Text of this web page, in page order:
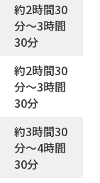
約2時間30
分〜3時間
30分
約2時間30
分〜3時間
30分
約3時間30
分〜4時間
30分